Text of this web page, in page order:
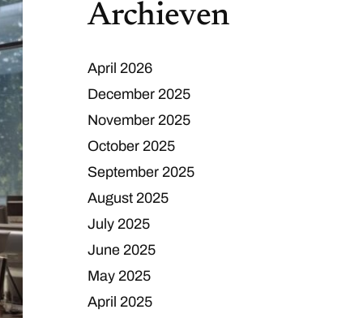
Archieven
April 2026
December 2025
November 2025
October 2025
September 2025
August 2025
July 2025
June 2025
May 2025
April 2025